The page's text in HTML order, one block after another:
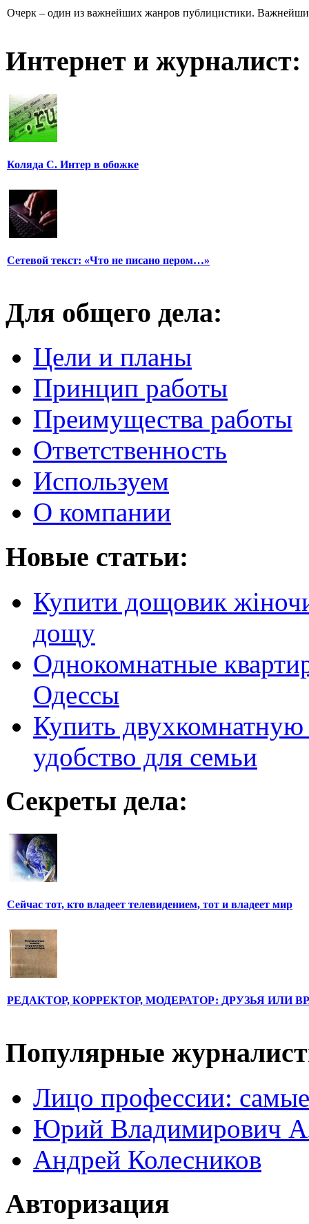
Очерк – один из важнейших жанров публицистики. Важнейших
Интернет и журналист:
Коляда С. Интер в обожке
Сетевой текст: «Что не писано пером…»
Для общего дела:
Цели и планы
Принцип работы
Преимущества работы
Ответственность
Используем
О компании
Новые статьи:
Купити дощовик
дощу
Однокомнатные
Одессы
Купить
удобство для семьи
Секреты дела:
Сейчас тот, кто владеет телевидением, тот и владеет мир
РЕДАКТОР, КОРРЕКТОР, МОДЕРАТОР: ДРУЗЬЯ ИЛИ
Популярные
Лицо профессии:
Юрий Владимирович
Андрей Колесников
Авторизация